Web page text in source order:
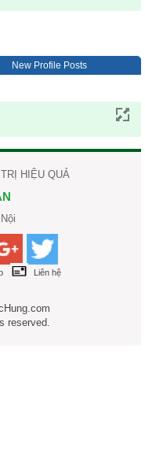
New Profile Posts
HIỆU QUẢ
Liên hệ
reserved.